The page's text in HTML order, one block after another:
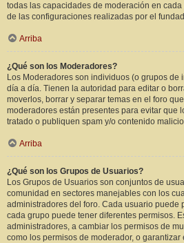
todas las capacidades de moderación en
de las configuraciones realizadas por el
Arriba
¿Qué son los Moderadores?
Los Moderadores son individuos (o grupos de
día a día. Tienen la autoridad para editar o
moverlos, borrar y separar temas en el foro
moderadores están presentes para evitar que
tratado o publiquen spam y/o contenido
Arriba
¿Qué son los Grupos de Usuarios?
Los Grupos de Usuarios son conjuntos de
comunidad en sectores manejables con los
administradores del foro. Cada usuario puede
cada grupo puede tener diferentes permisos.
administradores, a cambiar los permisos de
como los permisos de moderador, o